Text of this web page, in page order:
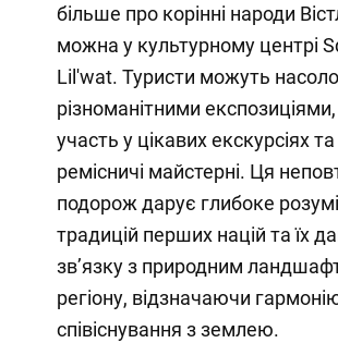
більше про корінні народи
можна у культурному центрі
Lil'wat. Туристи можуть
різноманітними
участь у цікавих екскурсіях та
ремісничі майстерні. Ця
подорож дарує глибоке
традицій перших націй та їх
зв’язку з природним
регіону, відзначаючи
співіснування з землею.